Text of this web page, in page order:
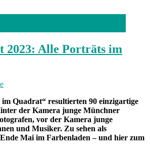
2023: Alle Porträts im
Quadrat“ resultierten 90 einzigartige
der Kamera junge Münchner
vor der Kamera junge
und Musiker. Zu sehen als
Mai im Farbenladen – und hier zum